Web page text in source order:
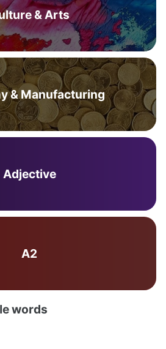
& Arts
& Manufacturing
Adjective
A2
words